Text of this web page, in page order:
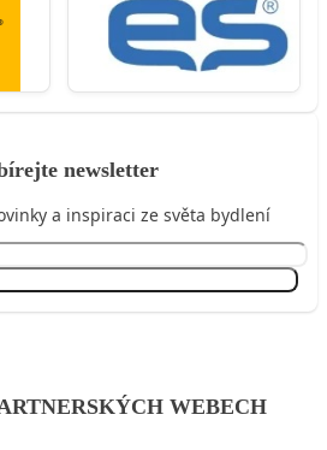
newsletter
a inspiraci ze světa bydlení
WEBECH